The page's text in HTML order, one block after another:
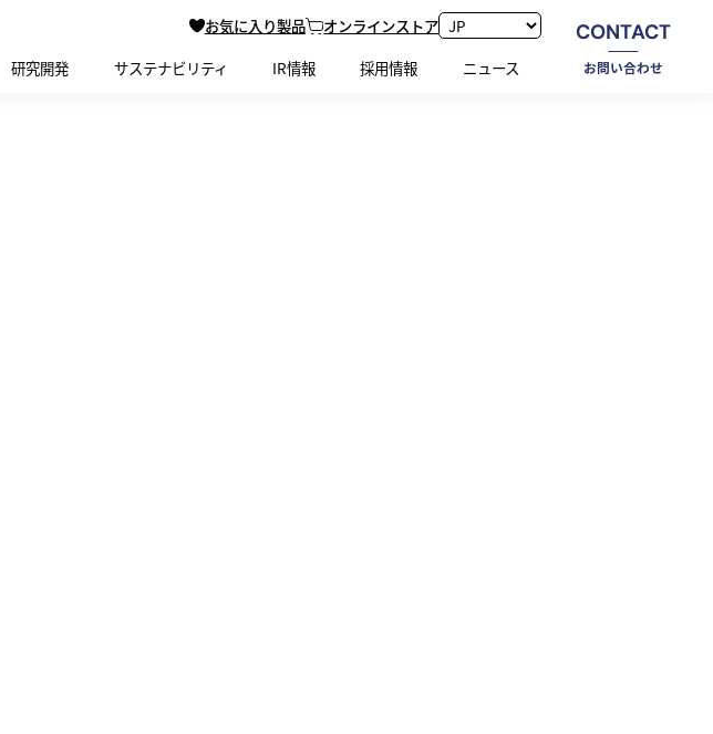
お気に入り製品
オンラインストア
研究開発 サステナビリティ IR情報 採用情報 ニュース
CONTACT
お問い合わせ
お問い合わせ